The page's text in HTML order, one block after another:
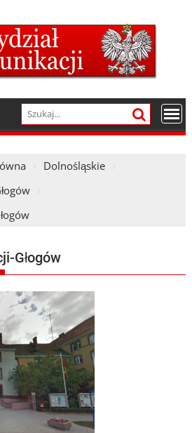
Dolnośląskie
Głogów